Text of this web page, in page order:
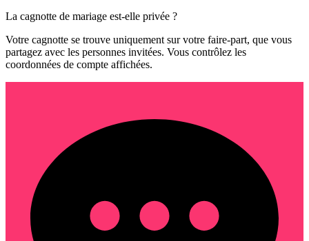
La cagnotte de mariage est-elle privée ?
Votre cagnotte se trouve uniquement sur votre faire-part, que vous
partagez avec les personnes invitées. Vous contrôlez les
coordonnées de compte affichées.